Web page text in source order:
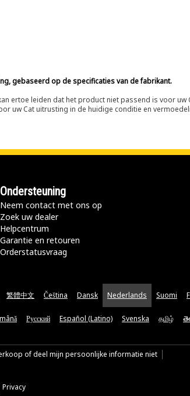
gebaseerd op de specificaties van de fabrikant.
ertoe leiden dat het product niet passend is voor
uw Cat uitrusting in de huidige conditie en
Ondersteuning
Neem contact met ons op
Zoek uw dealer
Helpcentrum
Garantie en retouren
Orderstatusvraag
繁體中文 Čeština Dansk Nederlands Suomi
Русский Español (Latino) Svenska தமிழ்
of deel mijn persoonlijke informatie niet
Privacy